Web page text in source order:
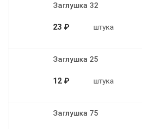
Заглушка 32
23 ₽ штука
Заглушка 25
12 ₽ штука
Заглушка 75